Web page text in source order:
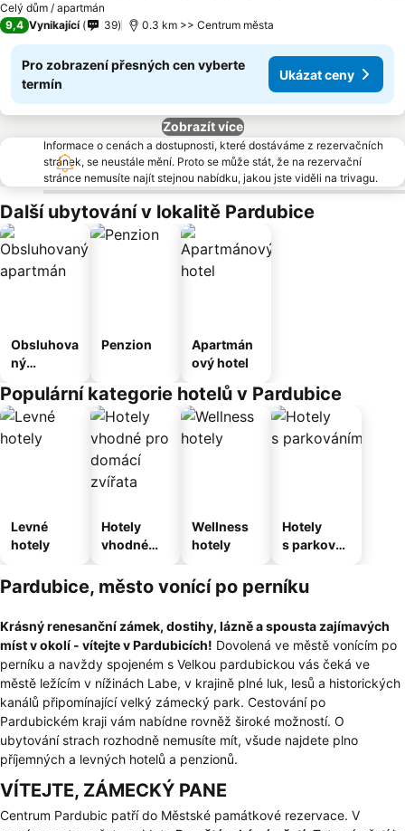
Celý dům / apartmán
9,4 Vynikající 39 0.3 km >> Centrum města
Pro zobrazení přesných cen vyberte
termín
Ukázat ceny
Zobrazít více
Informace o cenách a dostupnosti, které dostáváme z rezervačních
stránek, se neustále mění. Proto se může stát, že na rezervační
stránce nemusíte najít stejnou nabídku, jakou jste viděli na trivagu.
Další ubytování v lokalitě Pardubice
Obsluhova
ný
Penzion
Apartmán
ový hotel
Populární kategorie hotelů v Pardubice
Levné
hotely
Hotely
vhodné
domácí
zvířata
Wellness
hotely
Hotely
s parkován
Pardubice, město vonící po perníku
Krásný renesanční zámek, dostihy, lázně a spousta zajímavých
míst v okolí - vítejte v Pardubicích! Dovolená ve městě vonícím po
perníku a navždy spojeném s Velkou pardubickou vás čeká ve
městě ležícím v nížinách Labe, v krajině plné luk, lesů a historických
kanálů připomínající velký zámecký park. Cestování po
Pardubickém kraji vám nabídne rovněž široké možností. O
ubytování strach rozhodně nemusíte mít, všude najdete plno
příjemných a levných hotelů a penzionů.
VÍTEJTE, ZÁMECKÝ PANE
Centrum Pardubic patří do Městské památkové rezervace. V